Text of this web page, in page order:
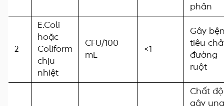
phân
2
E.Coli
hoặc
Coliform
chịu
nhiệt
CFU/100
mL
<1
Gây
tiêu
đường
ruột
Chất
gây ung